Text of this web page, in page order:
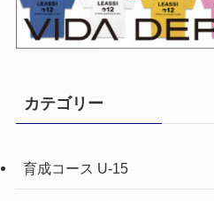
カテゴリー
育成コース U-15